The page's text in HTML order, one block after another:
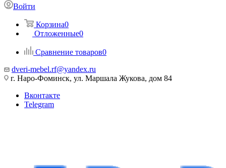
Войти
Корзина0
Отложенные0
Сравнение товаров0
dveri-mebel.rf@yandex.ru
г. Наро-Фоминск, ул. Маршала Жукова, дом 84
Вконтакте
Telegram